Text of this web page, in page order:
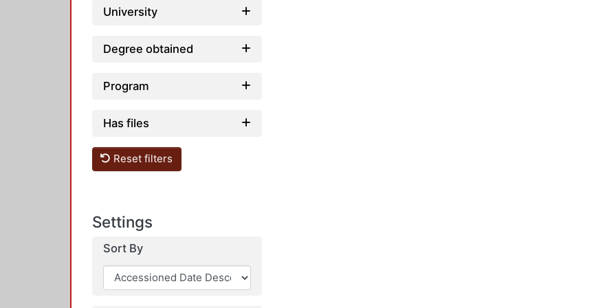
University
Degree obtained
Program
Has files
Reset filters
Settings
Sort By